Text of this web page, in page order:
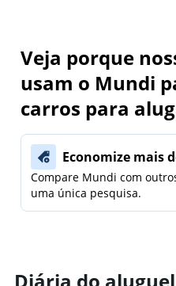
Veja porque
usam o Mundi
carros para
Economize mais
Compare Mundi com
uma única pesquisa.